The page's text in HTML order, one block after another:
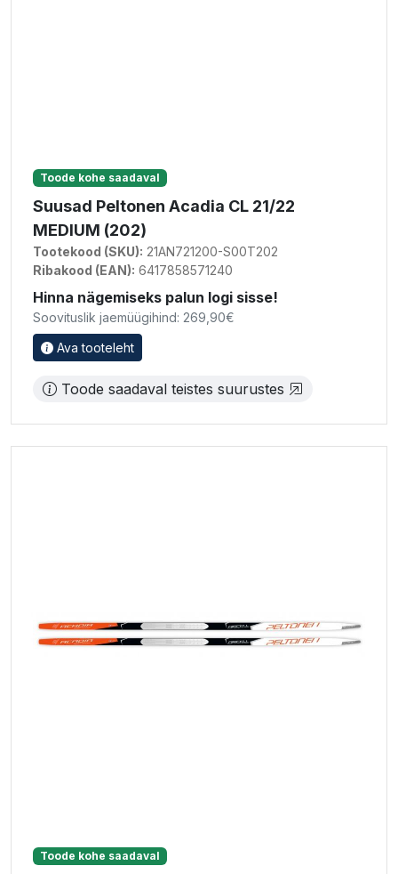
Toode kohe saadaval
Suusad Peltonen Acadia CL 21/22
MEDIUM (202)
Tootekood (SKU): 21AN721200-S00T202
Ribakood (EAN): 6417858571240
Hinna nägemiseks palun logi sisse!
Soovituslik jaemüügihind: 269,90€
Ava tooteleht
Toode saadaval teistes suurustes
Toode kohe saadaval